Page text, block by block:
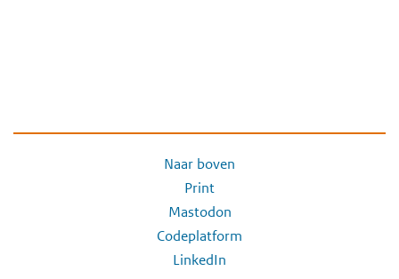
Naar boven
Print
Mastodon
Codeplatform
LinkedIn